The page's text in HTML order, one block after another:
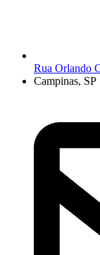
Rua Orlando
Campinas, SP